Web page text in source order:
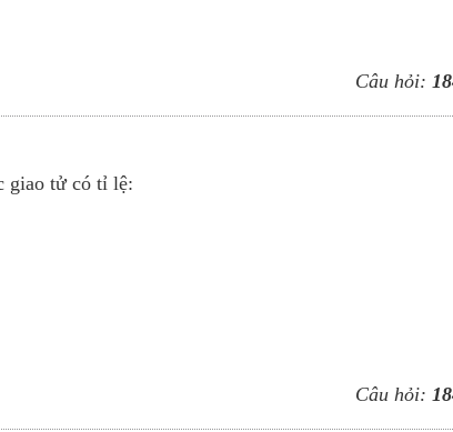
Câu hỏi:
giao tử có tỉ lệ:
Câu hỏi: